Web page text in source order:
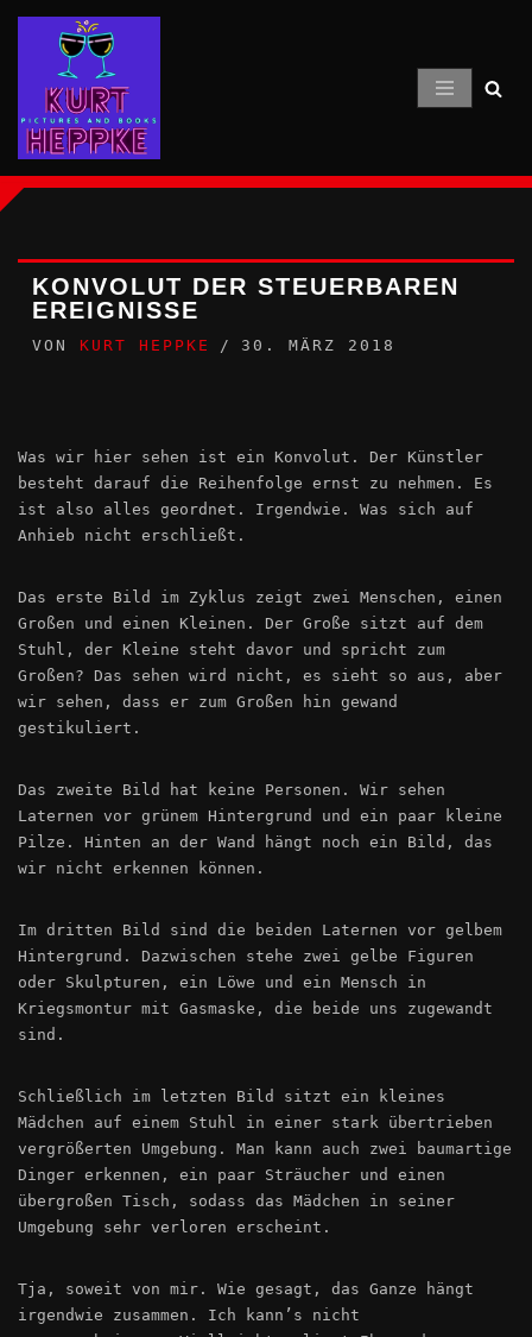
Inhalt
springen
KONVOLUT DER STEUERBAREN
EREIGNISSE
VON KURT HEPPKE 30. MÄRZ 2018
Was wir hier sehen ist ein Konvolut. Der Künstler
besteht darauf die Reihenfolge ernst zu nehmen. Es
ist also alles geordnet. Irgendwie. Was sich auf
Anhieb nicht erschließt.
Das erste Bild im Zyklus zeigt zwei Menschen, einen
Großen und einen Kleinen. Der Große sitzt auf dem
Stuhl, der Kleine steht davor und spricht zum
Großen? Das sehen wird nicht, es sieht so aus, aber
wir sehen, dass er zum Großen hin gewand
gestikuliert.
Das zweite Bild hat keine Personen. Wir sehen
Laternen vor grünem Hintergrund und ein paar kleine
Pilze. Hinten an der Wand hängt noch ein Bild, das
wir nicht erkennen können.
Im dritten Bild sind die beiden Laternen vor gelbem
Hintergrund. Dazwischen stehe zwei gelbe Figuren
oder Skulpturen, ein Löwe und ein Mensch in
Kriegsmontur mit Gasmaske, die beide uns zugewandt
sind.
Schließlich im letzten Bild sitzt ein kleines
Mädchen auf einem Stuhl in einer stark übertrieben
vergrößerten Umgebung. Man kann auch zwei baumartige
Dinger erkennen, ein paar Sträucher und einen
übergroßen Tisch, sodass das Mädchen in seiner
Umgebung sehr verloren erscheint.
Tja, soweit von mir. Wie gesagt, das Ganze hängt
irgendwie zusammen. Ich kann’s nicht